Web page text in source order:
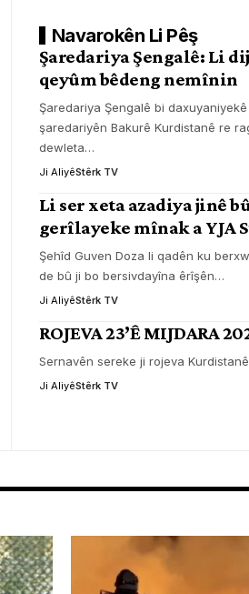
Navarokên Li Pêş
Şaredariya Şengalê: Li
qeyûm bêdeng nemînin
Şaredariya Şengalê bi
şaredariyên Bakurê Kurdistanê re
dewleta…
Ji AliyêStêrk TV
Li ser xeta azadiya jinê
gerîlayeke mînak a YJA
Şehîd Guven Doza li qadên ku
de bû ji bo bersivdayîna êrîşên…
Ji AliyêStêrk TV
ROJEVA 23’Ê MIJDARA
Sernavên sereke ji rojeva
Ji AliyêStêrk TV